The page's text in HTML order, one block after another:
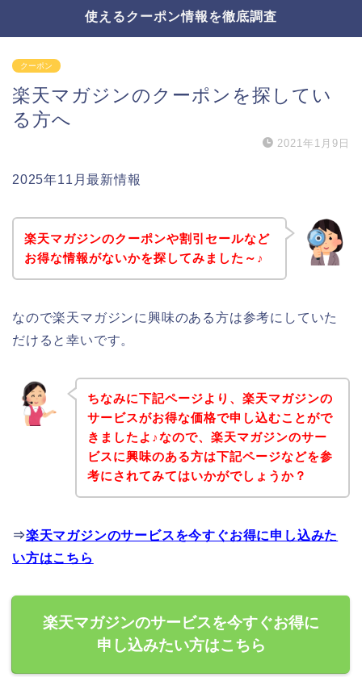
使えるクーポン情報を徹底調査
クーポン
楽天マガジンのクーポンを探してい
る方へ
2021年1月9日
2025年11月最新情報
楽天マガジンのクーポンや割引セールなど
お得な情報がないかを探してみました～♪
なので楽天マガジンに興味のある方は参考にしていた
だけると幸いです。
ちなみに下記ページより、楽天マガジンの
サービスがお得な価格で申し込むことがで
きましたよ♪なので、楽天マガジンのサー
ビスに興味のある方は下記ページなどを参
考にされてみてはいかがでしょうか？
⇒楽天マガジンのサービスを今すぐお得に申し込みた
い方はこちら
楽天マガジンのサービスを今すぐお得に
申し込みたい方はこちら